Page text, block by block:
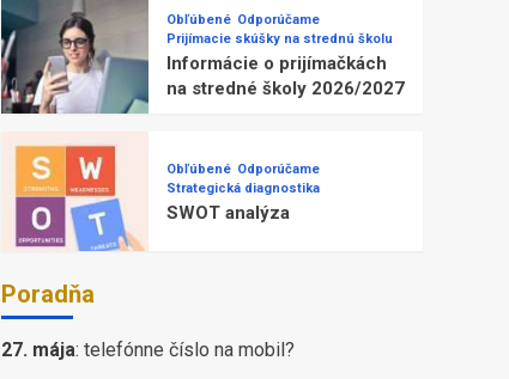
Obľúbené Odporúčame
Prijímacie skúšky na strednú školu
Informácie o prijímačkách
na stredné školy 2026/2027
Obľúbené Odporúčame
Strategická diagnostika
SWOT analýza
Poradňa
27. mája: telefónne číslo na mobil?